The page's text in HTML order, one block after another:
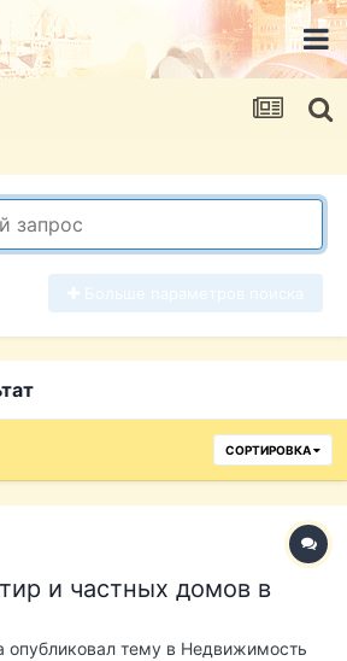
СОРТИРОВКА
и частных домов в
опубликовал тему в Недвижимость